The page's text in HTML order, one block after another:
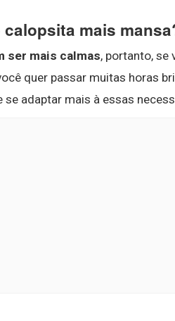
mais
ser mais calmas, portanto, se
quer passar muitas horas
se adaptar mais à essas